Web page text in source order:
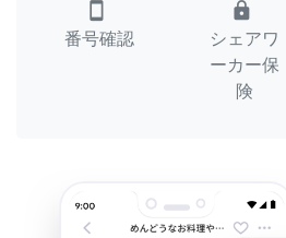
smartphone
番号確認
lock
シェアワ
ーカー保
険